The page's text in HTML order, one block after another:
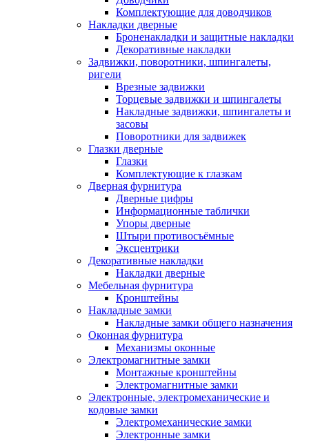
Комплектующие для доводчиков
Накладки дверные
Броненакладки и защитные накладки
Декоративные накладки
Задвижки, поворотники, шпингалеты,
ригели
Врезные задвижки
Торцевые задвижки и шпингалеты
Накладные задвижки, шпингалеты и
засовы
Поворотники для задвижек
Глазки дверные
Глазки
Комплектующие к глазкам
Дверная фурнитура
Дверные цифры
Информационные таблички
Упоры дверные
Штыри противосъёмные
Эксцентрики
Декоративные накладки
Накладки дверные
Мебельная фурнитура
Кронштейны
Накладные замки
Накладные замки общего назначения
Оконная фурнитура
Механизмы оконные
Электромагнитные замки
Монтажные кронштейны
Электромагнитные замки
Электронные, электромеханические и
кодовые замки
Электромеханические замки
Электронные замки